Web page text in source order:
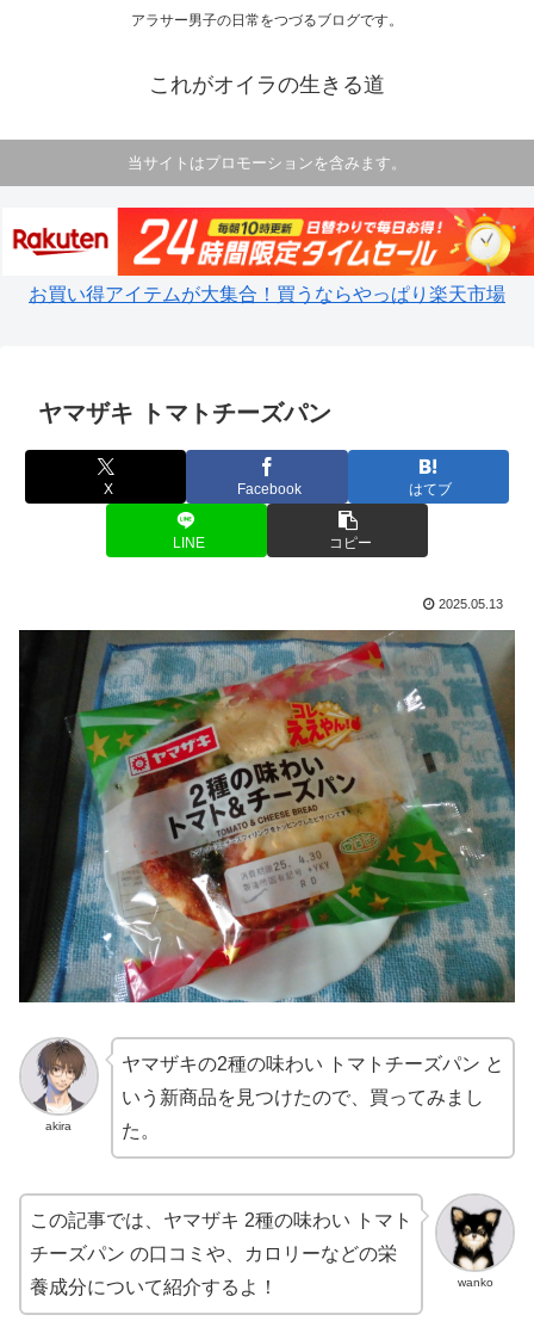
アラサー男子の日常をつづるブログです。
これがオイラの生きる道
当サイトはプロモーションを含みます。
お買い得アイテムが大集合！買うならやっぱり楽天市場
ヤマザキ トマトチーズパン
X Facebook はてブ
LINE コピー
2025.05.13
akira
ヤマザキの2種の味わい トマトチーズパン と
いう新商品を見つけたので、買ってみまし
た。
wanko
この記事では、ヤマザキ 2種の味わい トマト
チーズパン の口コミや、カロリーなどの栄
養成分について紹介するよ！